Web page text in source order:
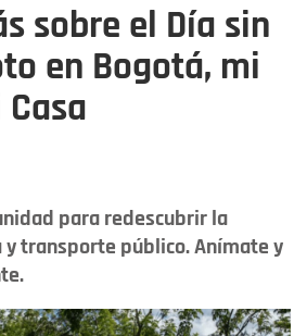
sobre el Día sin
en Bogotá, mi
para redescubrir la
transporte público. Anímate y